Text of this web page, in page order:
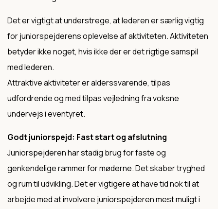
Det er vigtigt at understrege, at lederen er særlig vigtig
for juniorspejderens oplevelse af aktiviteten. Aktiviteten
betyder ikke noget, hvis ikke der er det rigtige samspil
med lederen.
Attraktive aktiviteter er alderssvarende, tilpas
udfordrende og med tilpas vejledning fra voksne
undervejs i eventyret.
Godt juniorspejd: Fast start og afslutning
Juniorspejderen har stadig brug for faste og
genkendelige rammer for møderne. Det skaber tryghed
og rum til udvikling. Det er vigtigere at have tid nok til at
arbejde med at involvere juniorspejderen mest muligt i